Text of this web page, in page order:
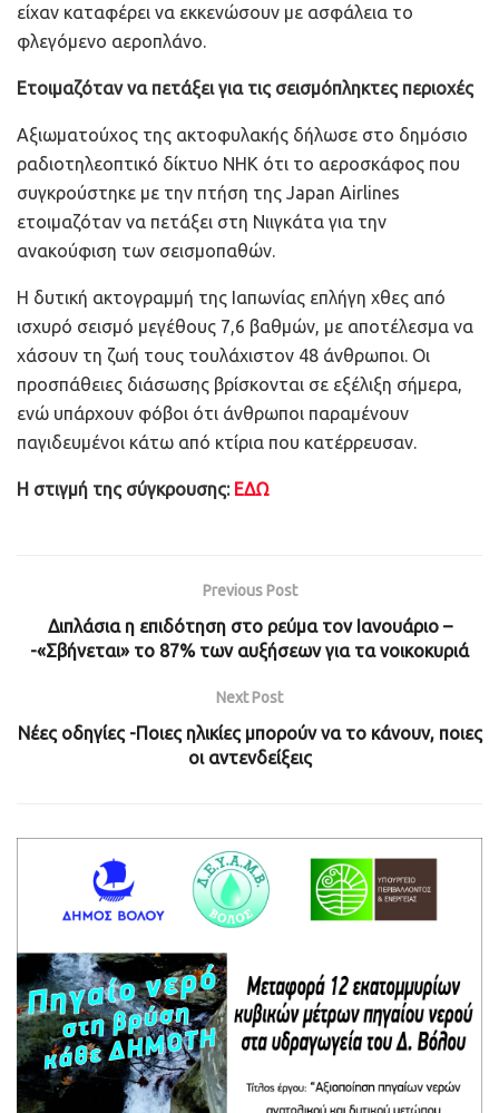
είχαν καταφέρει να εκκενώσουν με ασφάλεια το
φλεγόμενο αεροπλάνο.
Ετοιμαζόταν να πετάξει για τις σεισμόπληκτες περιοχές
Αξιωματούχος της ακτοφυλακής δήλωσε στο δημόσιο
ραδιοτηλεοπτικό δίκτυο NHK ότι το αεροσκάφος που
συγκρούστηκε με την πτήση της Japan Airlines
ετοιμαζόταν να πετάξει στη Νιιγκάτα για την
ανακούφιση των σεισμοπαθών.
Η δυτική ακτογραμμή της Ιαπωνίας επλήγη χθες από
ισχυρό σεισμό μεγέθους 7,6 βαθμών, με αποτέλεσμα να
χάσουν τη ζωή τους τουλάχιστον 48 άνθρωποι. Οι
προσπάθειες διάσωσης βρίσκονται σε εξέλιξη σήμερα,
ενώ υπάρχουν φόβοι ότι άνθρωποι παραμένουν
παγιδευμένοι κάτω από κτίρια που κατέρρευσαν.
Η στιγμή της σύγκρουσης: ΕΔΩ
Previous Post
Διπλάσια η επιδότηση στο ρεύμα τον Ιανουάριο –
-«Σβήνεται» το 87% των αυξήσεων για τα νοικοκυριά
Next Post
Νέες οδηγίες -Ποιες ηλικίες μπορούν να το κάνουν, ποιες
οι αντενδείξεις